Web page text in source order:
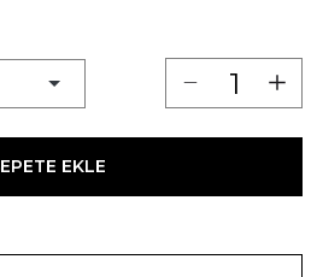
EKLE